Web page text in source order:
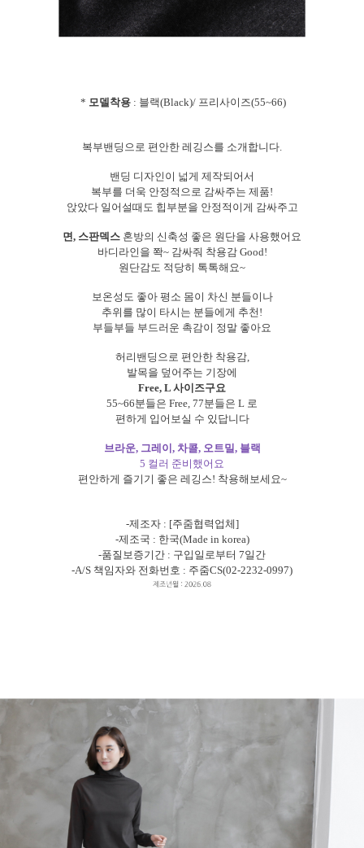
* 모델착용 : 블랙(Black)/ 프리사이즈(55~66)
복부밴딩으로 편안한 레깅스를 소개합니다.
밴딩 디자인이 넓게 제작되어서
복부를 더욱 안정적으로 감싸주는 제품!
앉았다 일어설때도 힙부분을 안정적이게 감싸주고
면, 스판덱스 혼방의 신축성 좋은 원단을 사용했어요
바디라인을 쫙~ 감싸줘 착용감 Good!
원단감도 적당히 톡톡해요~
보온성도 좋아 평소 몸이 차신 분들이나
추위를 많이 타시는 분들에게 추천!
부들부들 부드러운 촉감이 정말 좋아요
허리밴딩으로 편안한 착용감,
발목을 덮어주는 기장에
Free, L 사이즈구요
55~66분들은 Free, 77분들은 L 로
편하게 입어보실 수 있답니다
브라운, 그레이, 차콜, 오트밀, 블랙
5 컬러 준비했어요
편안하게 즐기기 좋은 레깅스! 착용해보세요~
-제조자 : [주줌협력업체]
-제조국 : 한국(Made in korea)
-품질보증기간 : 구입일로부터 7일간
-A/S 책임자와 전화번호 : 주줌CS(02-2232-0997)